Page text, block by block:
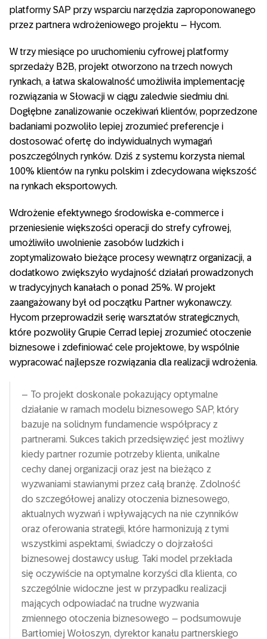
platformy SAP przy wsparciu narzędzia zaproponowanego
przez partnera wdrożeniowego projektu – Hycom.
W trzy miesiące po uruchomieniu cyfrowej platformy
sprzedaży B2B, projekt otworzono na trzech nowych
rynkach, a łatwa skalowalność umożliwiła implementację
rozwiązania w Słowacji w ciągu zaledwie siedmiu dni.
Dogłębne zanalizowanie oczekiwań klientów, poprzedzone
badaniami pozwoliło lepiej zrozumieć preferencje i
dostosować ofertę do indywidualnych wymagań
poszczególnych rynków. Dziś z systemu korzysta niemal
100% klientów na rynku polskim i zdecydowana większość
na rynkach eksportowych.
Wdrożenie efektywnego środowiska e-commerce i
przeniesienie większości operacji do strefy cyfrowej,
umożliwiło uwolnienie zasobów ludzkich i
zoptymalizowało bieżące procesy wewnątrz organizacji, a
dodatkowo zwiększyło wydajność działań prowadzonych
w tradycyjnych kanałach o ponad 25%. W projekt
zaangażowany był od początku Partner wykonawczy.
Hycom przeprowadził serię warsztatów strategicznych,
które pozwoliły Grupie Cerrad lepiej zrozumieć otoczenie
biznesowe i zdefiniować cele projektowe, by wspólnie
wypracować najlepsze rozwiązania dla realizacji wdrożenia.
– To projekt doskonale pokazujący optymalne
działanie w ramach modelu biznesowego SAP, który
bazuje na solidnym fundamencie współpracy z
partnerami. Sukces takich przedsięwzięć jest możliwy
kiedy partner rozumie potrzeby klienta, unikalne
cechy danej organizacji oraz jest na bieżąco z
wyzwaniami stawianymi przez całą branżę. Zdolność
do szczegółowej analizy otoczenia biznesowego,
aktualnych wyzwań i wpływających na nie czynników
oraz oferowania strategii, które harmonizują z tymi
wszystkimi aspektami, świadczy o dojrzałości
biznesowej dostawcy usług. Taki model przekłada
się oczywiście na optymalne korzyści dla klienta, co
szczególnie widoczne jest w przypadku realizacji
mających odpowiadać na trudne wyzwania
zmiennego otoczenia biznesowego – podsumowuje
Bartłomiej Wołoszyn, dyrektor kanału partnerskiego